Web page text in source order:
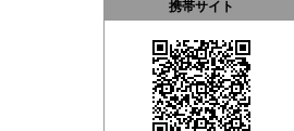
携帯サイト